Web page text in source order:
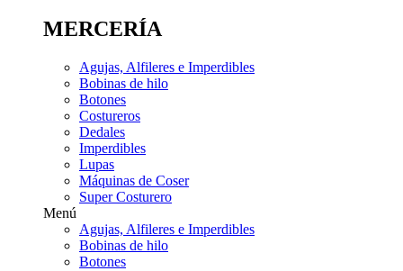
MERCERÍA
Agujas, Alfileres e Imperdibles
Bobinas de hilo
Botones
Costureros
Dedales
Imperdibles
Lupas
Máquinas de Coser
Super Costurero
Menú
Agujas, Alfileres e Imperdibles
Bobinas de hilo
Botones